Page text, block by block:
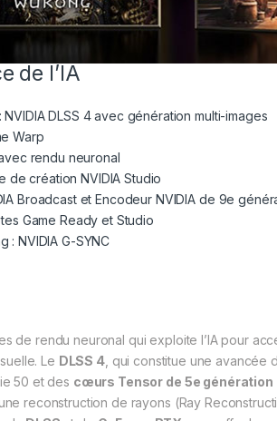
de l’IA
DLSS 4 avec génération multi-images
Warp
rendu neuronal
création NVIDIA Studio
Broadcast et Encodeur NVIDIA de 9e
Game Ready et Studio
: NVIDIA G-SYNC
de rendu neuronal qui exploite l’IA pour
‌Le DLSS 4, qui constitue une avancée
50 et des cœurs Tensor de 5e génération
reconstruction de rayons (Ray